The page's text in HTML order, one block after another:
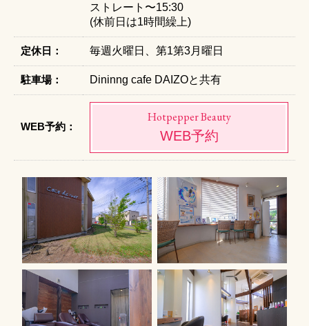
ストレート〜15:30
(休前日は1時間繰上)
定休日： 毎週火曜日、第1第3月曜日
駐車場： Dininng cafe DAIZOと共有
WEB予約：
Hotpepper Beauty
WEB予約